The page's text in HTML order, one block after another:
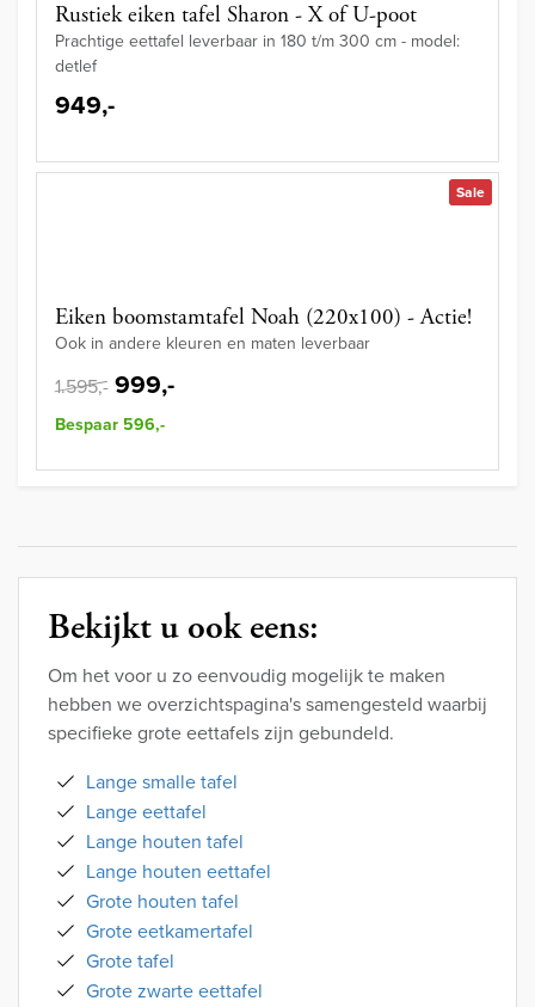
Rustiek eiken tafel Sharon - X of U-poot
Prachtige eettafel leverbaar in 180 t/m 300 cm - model:
detlef
949,-
Sale
Eiken boomstamtafel Noah (220x100) - Actie!
Ook in andere kleuren en maten leverbaar
1.595,- 999,-
Bespaar 596,-
Bekijkt u ook eens:
Om het voor u zo eenvoudig mogelijk te maken
hebben we overzichtspagina's samengesteld waarbij
specifieke grote eettafels zijn gebundeld.
Lange smalle tafel
Lange eettafel
Lange houten tafel
Lange houten eettafel
Grote houten tafel
Grote eetkamertafel
Grote tafel
Grote zwarte eettafel